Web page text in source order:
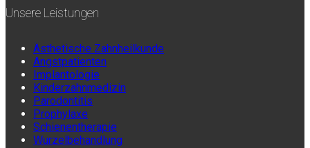
Unsere Leistungen
Ästhetische Zahnheilkunde
Angstpatienten
Implantologie
Kinderzahnmedizin
Parodontitis
Prophylaxe
Schienentherapie
Wurzelbehandlung